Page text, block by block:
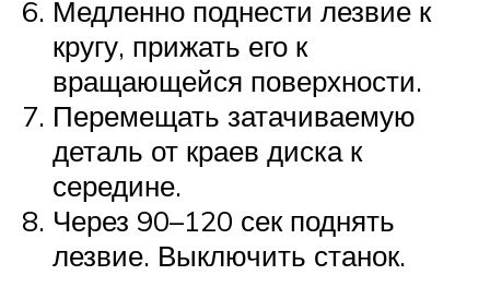
Медленно поднести лезвие к
кругу, прижать его к
вращающейся поверхности.
Перемещать затачиваемую
деталь от краев диска к
середине.
Через 90–120 сек поднять
лезвие. Выключить станок.